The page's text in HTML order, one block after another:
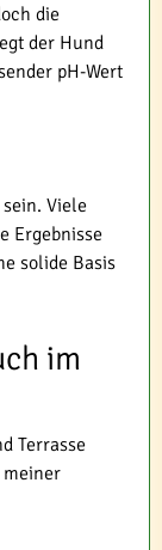
die
der Hund
pH-Wert
Viele
Ergebnisse
solide Basis
im
Terrasse